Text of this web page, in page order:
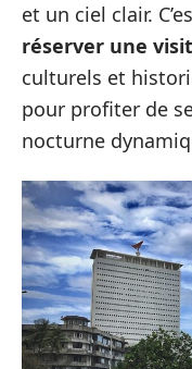
et un ciel clair.
réserver une
culturels et
pour profiter de
nocturne